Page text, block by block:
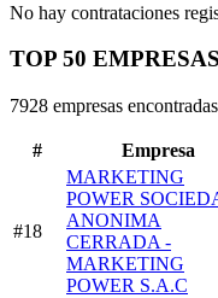
No hay contrataciones
TOP 50
7928 empresas
# Empresa
#18
MARKETING
POWER
ANONIMA
CERRADA -
MARKETING
POWER S.A.C